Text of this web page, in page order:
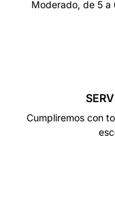
Moderado, de 5 a
Cumpliremos con